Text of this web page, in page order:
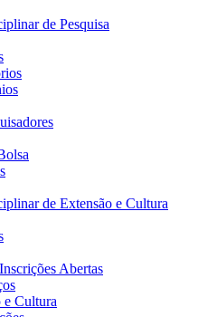
de Pesquisa
de Extensão e Cultura
Abertas
e Cultura